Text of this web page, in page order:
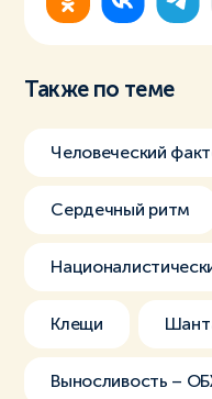
Также по теме
Человеческий
Сердечный ритм
Клещи
Выносливость –